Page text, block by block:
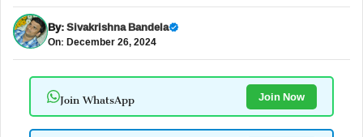
By:Sivakrishna Bandela
On: December 26, 2024
Join WhatsApp Join Now